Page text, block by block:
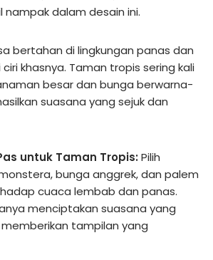
nampak dalam desain ini.
bertahan di lingkungan panas dan
khasnya. Taman tropis sering kali
besar dan bunga berwarna-
suasana yang sejuk dan
untuk Taman Tropis: Pilih
bunga anggrek, dan palem
cuaca lembab dan panas.
menciptakan suasana yang
tampilan yang